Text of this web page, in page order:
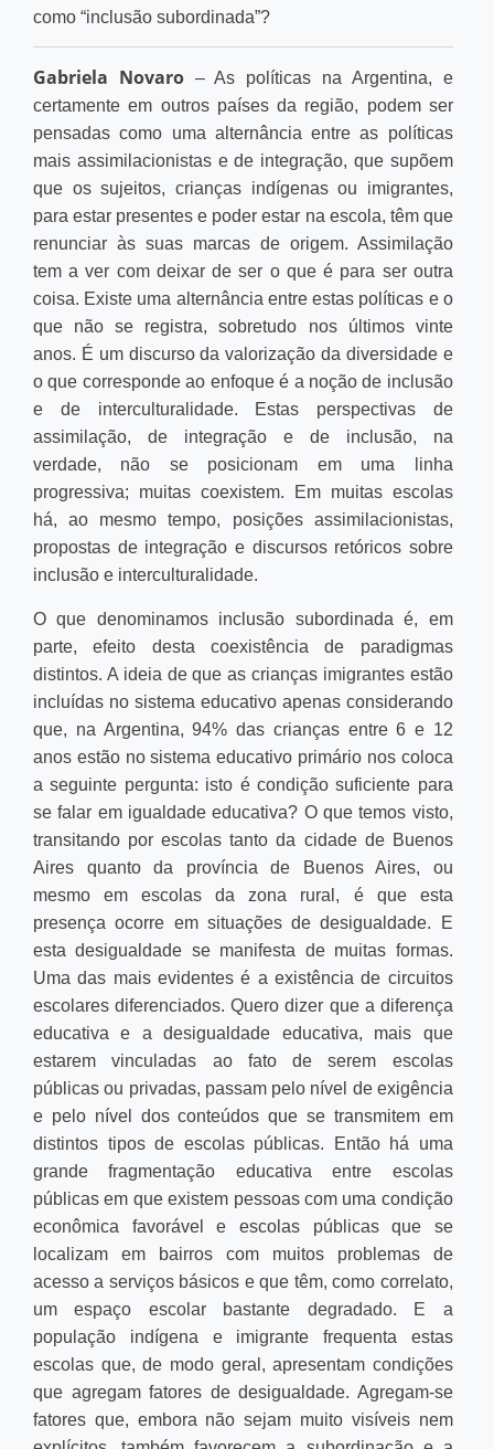
como “inclusão subordinada”?
Gabriela Novaro– As políticas na Argentina, e
certamente em outros países da região, podem ser
pensadas como uma alternância entre as políticas
mais assimilacionistas e de integração, que supõem
que os sujeitos, crianças indígenas ou imigrantes,
para estar presentes e poder estar na escola, têm que
renunciar às suas marcas de origem. Assimilação
tem a ver com deixar de ser o que é para ser outra
coisa. Existe uma alternância entre estas políticas e o
que não se registra, sobretudo nos últimos vinte
anos. É um discurso da valorização da diversidade e
o que corresponde ao enfoque é a noção de inclusão
e de interculturalidade. Estas perspectivas de
assimilação, de integração e de inclusão, na
verdade, não se posicionam em uma linha
progressiva; muitas coexistem. Em muitas escolas
há, ao mesmo tempo, posições assimilacionistas,
propostas de integração e discursos retóricos sobre
inclusão e interculturalidade.
O que denominamos inclusão subordinada é, em
parte, efeito desta coexistência de paradigmas
distintos. A ideia de que as crianças imigrantes estão
incluídas no sistema educativo apenas considerando
que, na Argentina, 94% das crianças entre 6 e 12
anos estão no sistema educativo primário nos coloca
a seguinte pergunta: isto é condição suficiente para
se falar em igualdade educativa? O que temos visto,
transitando por escolas tanto da cidade de Buenos
Aires quanto da província de Buenos Aires, ou
mesmo em escolas da zona rural, é que esta
presença ocorre em situações de desigualdade. E
esta desigualdade se manifesta de muitas formas.
Uma das mais evidentes é a existência de circuitos
escolares diferenciados. Quero dizer que a diferença
educativa e a desigualdade educativa, mais que
estarem vinculadas ao fato de serem escolas
públicas ou privadas, passam pelo nível de exigência
e pelo nível dos conteúdos que se transmitem em
distintos tipos de escolas públicas. Então há uma
grande fragmentação educativa entre escolas
públicas em que existem pessoas com uma condição
econômica favorável e escolas públicas que se
localizam em bairros com muitos problemas de
acesso a serviços básicos e que têm, como correlato,
um espaço escolar bastante degradado. E a
população indígena e imigrante frequenta estas
escolas que, de modo geral, apresentam condições
que agregam fatores de desigualdade. Agregam-se
fatores que, embora não sejam muito visíveis nem